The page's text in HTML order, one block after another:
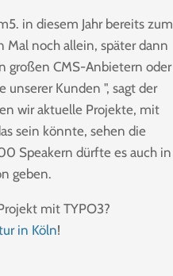
in diesem Jahr bereits zum
Mal noch allein, später dann
großen CMS-Anbietern oder
unserer Kunden ", sagt der
wir aktuelle Projekte, mit
sein könnte, sehen die
Speakern dürfte es auch in
geben.
mit TYPO3?
in Köln!